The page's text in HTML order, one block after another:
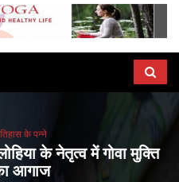
के पन्ने
के नेतृत्व में गोवा मुक्ति
आगाज